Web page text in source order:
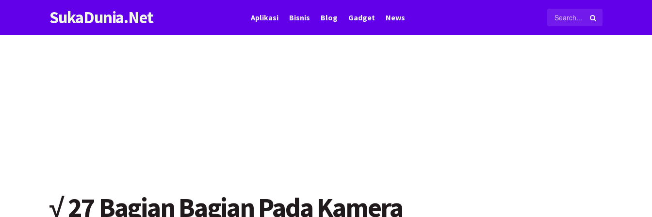
SukaDunia.Net Aplikasi Bisnis Blog Gadget News
√ 27 Bagian Bagian Pada Kamera